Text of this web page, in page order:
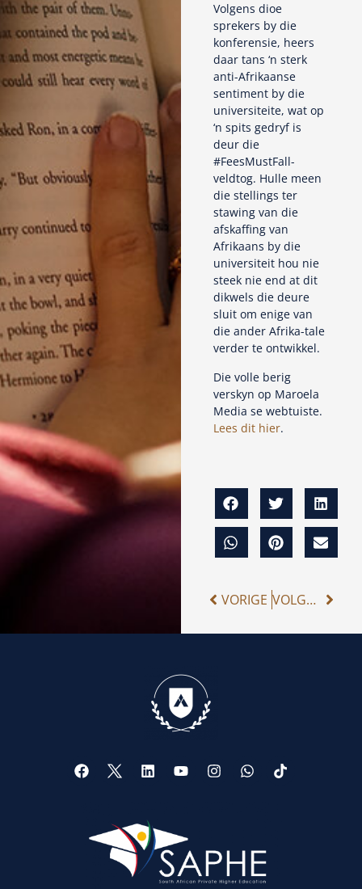
Volgens dioe
sprekers by die
konferensie, heers
daar tans ‘n sterk
anti-Afrikaanse
sentiment by die
universiteite, wat op
‘n spits gedryf is
deur die
#FeesMustFall-
veldtog. Hulle meen
die stellings ter
stawing van die
afskaffing van
Afrikaans by die
universiteit hou nie
steek nie end at dit
dikwels die deure
sluit om enige van
die ander Afrika-tale
verder te ontwikkel.
Die volle berig
verskyn op Maroela
Media se webtuiste.
Lees dit hier.
VORIGE VOLGENDE